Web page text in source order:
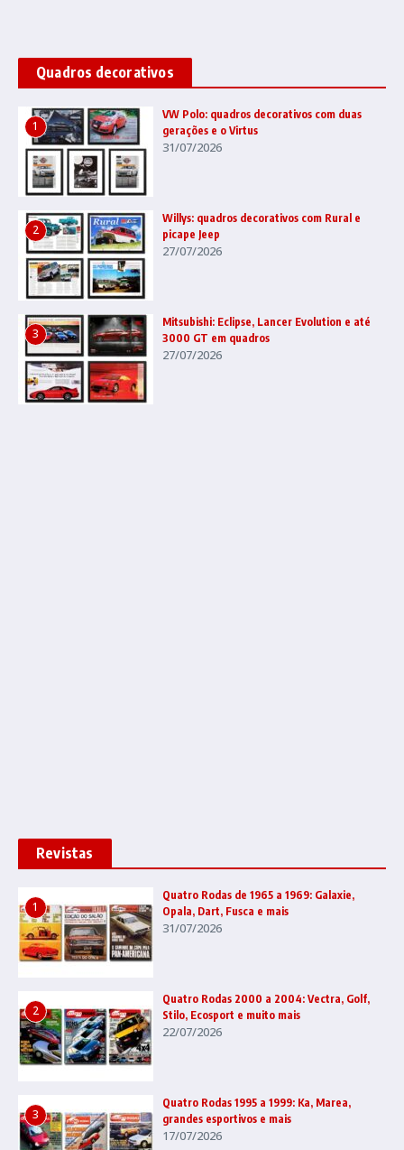
Quadros decorativos
1
VW Polo: quadros decorativos com duas
gerações e o Virtus
31/07/2026
2
Willys: quadros decorativos com Rural e
picape Jeep
27/07/2026
3
Mitsubishi: Eclipse, Lancer Evolution e até
3000 GT em quadros
27/07/2026
Revistas
1
Quatro Rodas de 1965 a 1969: Galaxie,
Opala, Dart, Fusca e mais
31/07/2026
2
Quatro Rodas 2000 a 2004: Vectra, Golf,
Stilo, Ecosport e muito mais
22/07/2026
3
Quatro Rodas 1995 a 1999: Ka, Marea,
grandes esportivos e mais
17/07/2026